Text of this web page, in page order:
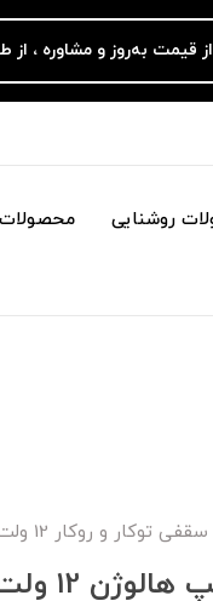
قیمت به‌روز و مشاوره ،
روشنایی محصولات
توکار و روکار 12 ولت
12 ولت ال ای دی